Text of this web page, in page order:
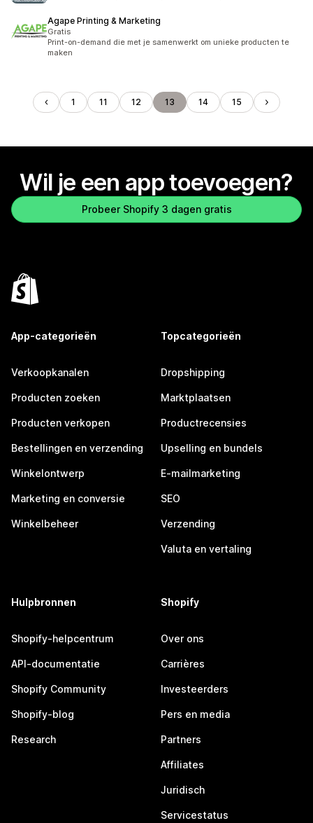
Agape Printing & Marketing
Gratis
Print-on-demand die met je samenwerkt om unieke producten te
maken
1 11 12 13 14 15
Wil je een app toevoegen?
Probeer Shopify 3 dagen gratis
App-categorieën
Verkoopkanalen
Producten zoeken
Producten verkopen
Bestellingen en verzending
Winkelontwerp
Marketing en conversie
Winkelbeheer
Topcategorieën
Dropshipping
Marktplaatsen
Productrecensies
Upselling en bundels
E-mailmarketing
SEO
Verzending
Valuta en vertaling
Hulpbronnen
Shopify-helpcentrum
API-documentatie
Shopify Community
Shopify-blog
Research
Shopify
Over ons
Carrières
Investeerders
Pers en media
Partners
Affiliates
Juridisch
Servicestatus